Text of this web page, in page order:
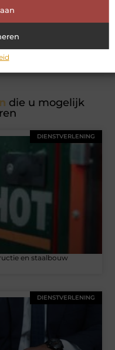
die wij voor je in
die u mogelijk
DIENSTVERLENING
en staalbouw
DIENSTVERLENING